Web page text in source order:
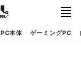
PC本体 ゲーミングPC